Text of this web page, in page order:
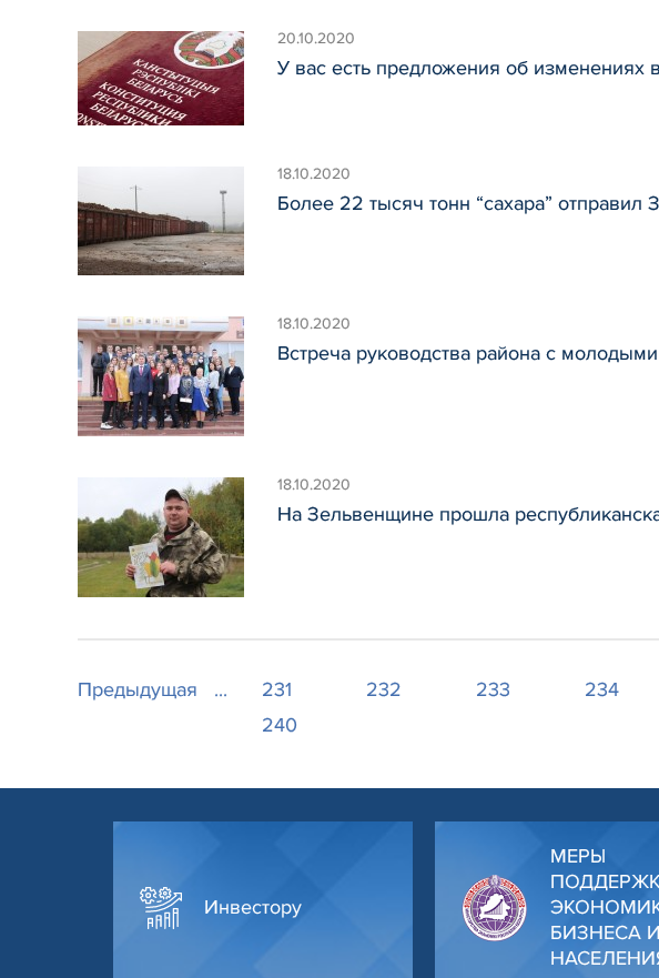
20.10.2020
У вас есть предложения об изменениях
18.10.2020
Более 22 тысяч тонн “сахара”
18.10.2020
Встреча руководства района с
18.10.2020
На Зельвенщине прошла
Предыдущая ... 231 232 233 234
240
Инвестору
МЕРЫ
БИЗНЕСА И